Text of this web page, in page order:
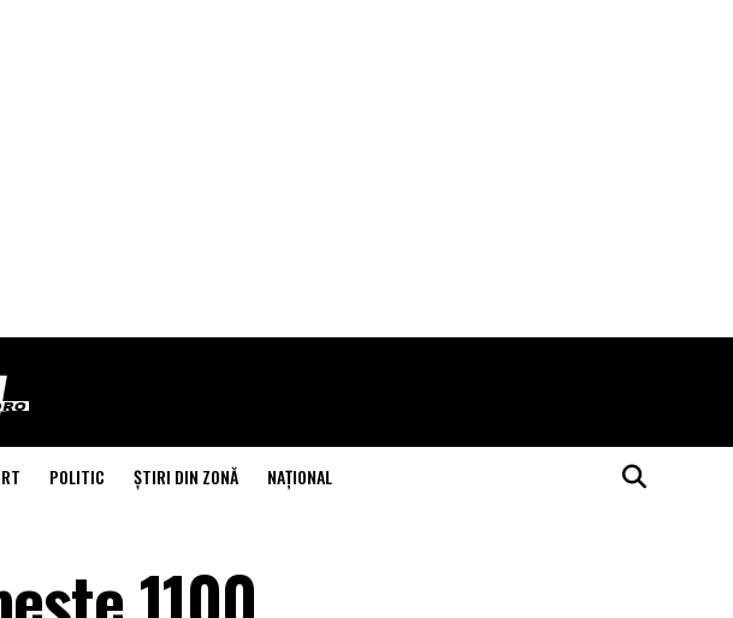
POLITIC ŞTIRI DIN ZONĂ NAŢIONAL